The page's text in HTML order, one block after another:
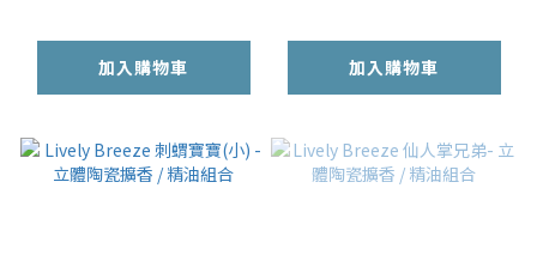
加入購物車 加入購物車